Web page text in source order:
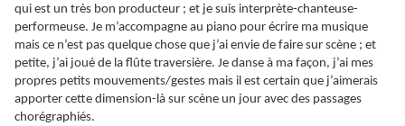
qui est un très bon producteur ; et je suis interprète-chanteuse-
performeuse. Je m’accompagne au piano pour écrire ma musique
mais ce n’est pas quelque chose que j’ai envie de faire sur scène ; et
petite, j’ai joué de la flûte traversière. Je danse à ma façon, j’ai mes
propres petits mouvements/gestes mais il est certain que j’aimerais
apporter cette dimension-là sur scène un jour avec des passages
chorégraphiés.